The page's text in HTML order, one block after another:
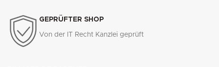
GEPRÜFTER SHOP
Von der IT Recht Kanzlei geprüft